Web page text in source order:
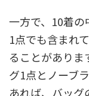
一方で、10着
1点でも含まれ
ることがありま
グ1点とノーブ
あれば、バッ